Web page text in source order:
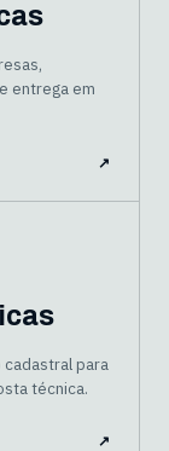
entrega em
↗
para
técnica.
↗